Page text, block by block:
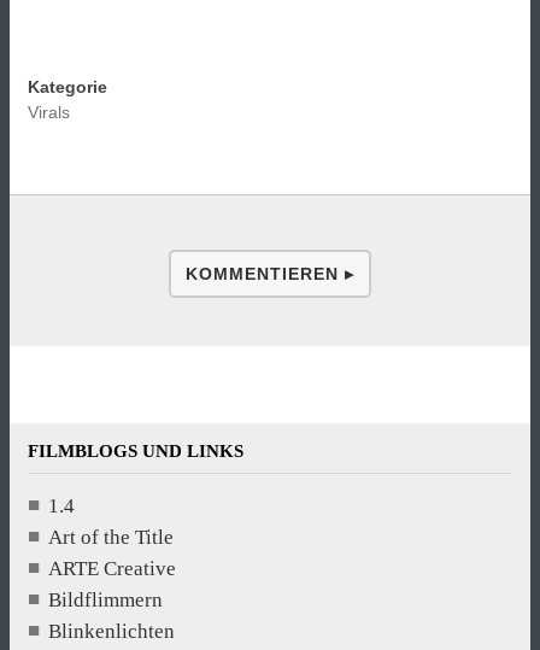
Kategorie
Virals
KOMMENTIEREN ▸
FILMBLOGS UND LINKS
1.4
Art of the Title
ARTE Creative
Bildflimmern
Blinkenlichten